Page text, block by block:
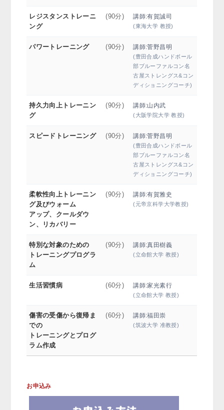
レジスタンストレーニ
ング
(90分) 講師:有賀誠司
(東海大学 教授)
パワートレーニング (90分) 講師:菅野昌明
(豊田合成ハンドボール
部ブルーファルコン名
古屋ストレングス&コン
ディショニングコーチ)
持久力向上トレーニン
グ
(90分) 講師:山内武
(大阪学院大学 教授)
スピードトレーニング (90分) 講師:菅野昌明
(豊田合成ハンドボール
部ブルーファルコン名
古屋ストレングス&コン
ディショニングコーチ)
柔軟性向上トレーニン
グ及びウォーム
アップ、クールダウ
ン、リカバリー
(90分) 講師:有賀雅史
(元帝京科学大学教授)
特別な対象のための
トレーニングプログラ
ム
(90分) 講師:真田樹義
(立命館大学 教授)
生活習慣病 (60分) 講師:家光素行
(立命館大学 教授)
傷害の受傷から復帰ま
での
トレーニングとプログ
ラム作成
(60分) 講師:福田崇
(筑波大学 准教授)
お申込み